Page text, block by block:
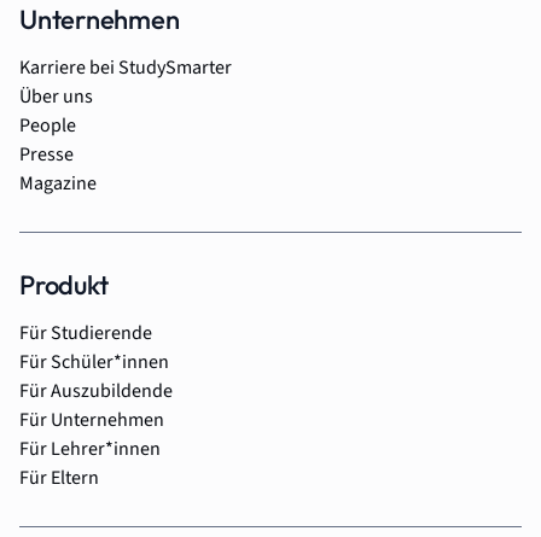
Unternehmen
Karriere bei StudySmarter
Über uns
People
Presse
Magazine
Produkt
Für Studierende
Für Schüler*innen
Für Auszubildende
Für Unternehmen
Für Lehrer*innen
Für Eltern